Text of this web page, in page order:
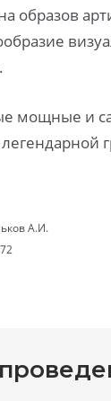
образов
мощные и
А.И.